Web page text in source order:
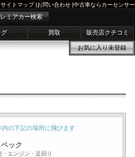
サイトマップ|お問い合わせ |中古車ならカーセンサー
ミアカー検索
買取 販売店クチコミ
お気に入り未登録
内の下記の場所に飛びます
ック
・エンジン・足回り